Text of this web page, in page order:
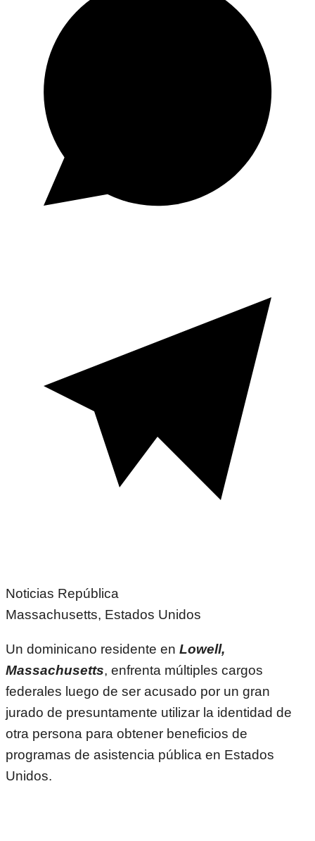
Noticias República
Massachusetts, Estados Unidos
Un dominicano residente en Lowell,
Massachusetts, enfrenta múltiples cargos
federales luego de ser acusado por un gran
jurado de presuntamente utilizar la identidad de
otra persona para obtener beneficios de
programas de asistencia pública en Estados
Unidos.